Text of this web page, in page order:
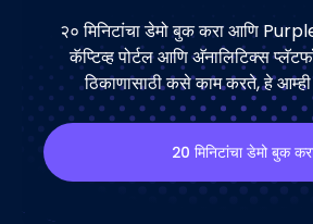
२० मिनिटांचा डेमो बुक करा आणि
कॅप्टिव्ह पोर्टल आणि अ‍ॅनालिटिक्स
ठिकाणासाठी कसे काम करते, हे आम्ही
२० मिनिटांचा डेमो बुक